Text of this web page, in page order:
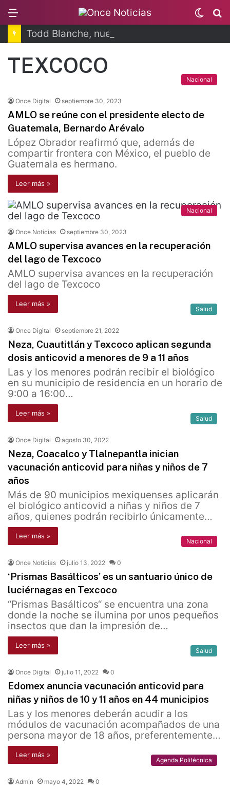
Switch
skin
TEXCOCO
Nacional
Once Digital septiembre 30, 2023
AMLO se reúne con el presidente electo de
Guatemala, Bernardo Arévalo
López Obrador reafirmó que, además de
compartir frontera con México, el pueblo de
Guatemala es hermano.
Leer más »
Nacional
Once Noticias septiembre 30, 2023
AMLO supervisa avances en la recuperación
del lago de Texcoco
AMLO supervisa avances en la recuperación
del lago de Texcoco
Leer más »
Salud
Once Digital septiembre 21, 2022
Neza, Cuautitlán y Texcoco aplican segunda
dosis anticovid a menores de 9 a 11 años
Las y los menores podrán recibir el biológico
en su municipio de residencia en un horario de
9:00 a 16:00…
Leer más »
Salud
Once Digital agosto 30, 2022
Neza, Coacalco y Tlalnepantla inician
vacunación anticovid para niñas y niños de 7
años
Más de 90 municipios mexiquenses aplicarán
el biológico anticovid a niñas y niños de 7
años, quienes podrán recibirlo únicamente…
Leer más »
Nacional
Once Noticias julio 13, 2022 0
‘Prismas Basálticos’ es un santuario único de
luciérnagas en Texcoco
“Prismas Basálticos“ se encuentra una zona
donde la noche se ilumina por unos pequeños
insectos que dan la impresión de…
Leer más »
Salud
Once Digital julio 11, 2022 0
Edomex anuncia vacunación anticovid para
niñas y niños de 10 y 11 años en 44 municipios
Las y los menores deberán acudir a los
módulos de vacunación acompañados de una
persona mayor de 18 años, preferentemente…
Leer más »
Agenda Politécnica
Admin mayo 4, 2022 0